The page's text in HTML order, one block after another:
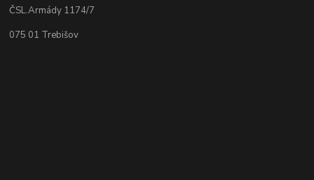
ČSL.Armády 1174/7
075 01 Trebišov